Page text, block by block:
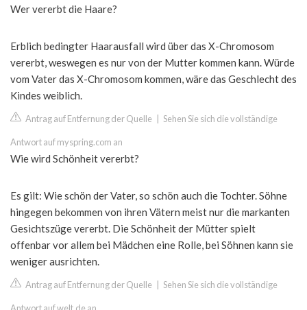
Wer vererbt die Haare?
Erblich bedingter Haarausfall wird über das X-Chromosom
vererbt, weswegen es nur von der Mutter kommen kann. Würde
vom Vater das X-Chromosom kommen, wäre das Geschlecht des
Kindes weiblich.
Antrag auf Entfernung der Quelle Sehen Sie sich die vollständige
Antwort auf myspring.com an
Wie wird Schönheit vererbt?
Es gilt: Wie schön der Vater, so schön auch die Tochter. Söhne
hingegen bekommen von ihren Vätern meist nur die markanten
Gesichtszüge vererbt. Die Schönheit der Mütter spielt
offenbar vor allem bei Mädchen eine Rolle, bei Söhnen kann sie
weniger ausrichten.
Antrag auf Entfernung der Quelle Sehen Sie sich die vollständige